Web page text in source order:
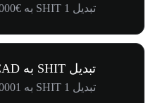
تبدیل 1 SHIT به €0.000000
تبدیل SHIT به CAD
تبدیل 1 SHIT به C$0.000001